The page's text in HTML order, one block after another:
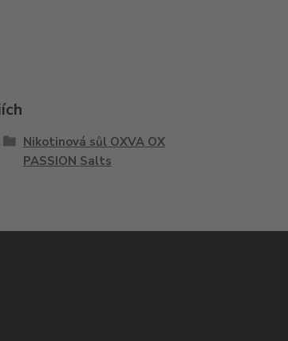
Nikotinová sůl OXVA OX
PASSION Salts